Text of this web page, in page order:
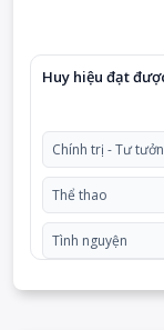
Huy hiệu đạt
Chính trị - Tư
Thể thao
Tình nguyện